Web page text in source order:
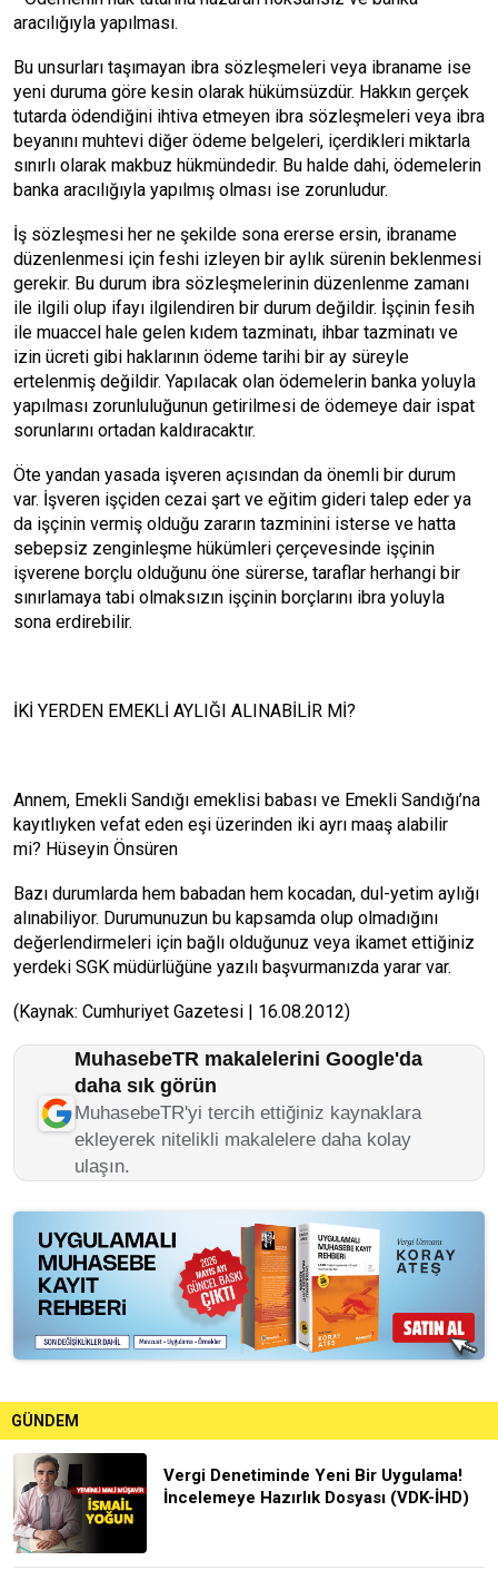
aracılığıyla yapılması.
Bu unsurları taşımayan ibra sözleşmeleri veya ibraname ise
yeni duruma göre kesin olarak hükümsüzdür. Hakkın gerçek
tutarda ödendiğini ihtiva etmeyen ibra sözleşmeleri veya ibra
beyanını muhtevi diğer ödeme belgeleri, içerdikleri miktarla
sınırlı olarak makbuz hükmündedir. Bu halde dahi, ödemelerin
banka aracılığıyla yapılmış olması ise zorunludur.
İş sözleşmesi her ne şekilde sona ererse ersin, ibraname
düzenlenmesi için feshi izleyen bir aylık sürenin beklenmesi
gerekir. Bu durum ibra sözleşmelerinin düzenlenme zamanı
ile ilgili olup ifayı ilgilendiren bir durum değildir. İşçinin fesih
ile muaccel hale gelen kıdem tazminatı, ihbar tazminatı ve
izin ücreti gibi haklarının ödeme tarihi bir ay süreyle
ertelenmiş değildir. Yapılacak olan ödemelerin banka yoluyla
yapılması zorunluluğunun getirilmesi de ödemeye dair ispat
sorunlarını ortadan kaldıracaktır.
Öte yandan yasada işveren açısından da önemli bir durum
var. İşveren işçiden cezai şart ve eğitim gideri talep eder ya
da işçinin vermiş olduğu zararın tazminini isterse ve hatta
sebepsiz zenginleşme hükümleri çerçevesinde işçinin
işverene borçlu olduğunu öne sürerse, taraflar herhangi bir
sınırlamaya tabi olmaksızın işçinin borçlarını ibra yoluyla
sona erdirebilir.
İKİ YERDEN EMEKLİ AYLIĞI ALINABİLİR Mİ?
Annem, Emekli Sandığı emeklisi babası ve Emekli Sandığı’na
kayıtlıyken vefat eden eşi üzerinden iki ayrı maaş alabilir
mi? Hüseyin Önsüren
Bazı durumlarda hem babadan hem kocadan, dul-yetim aylığı
alınabiliyor. Durumunuzun bu kapsamda olup olmadığını
değerlendirmeleri için bağlı olduğunuz veya ikamet ettiğiniz
yerdeki SGK müdürlüğüne yazılı başvurmanızda yarar var.
(Kaynak: Cumhuriyet Gazetesi | 16.08.2012)
MuhasebeTR makalelerini Google'da
daha sık görün
MuhasebeTR'yi tercih ettiğiniz kaynaklara
ekleyerek nitelikli makalelere daha kolay
ulaşın.
GÜNDEM
Vergi Denetiminde Yeni Bir Uygulama!
İncelemeye Hazırlık Dosyası (VDK-İHD)